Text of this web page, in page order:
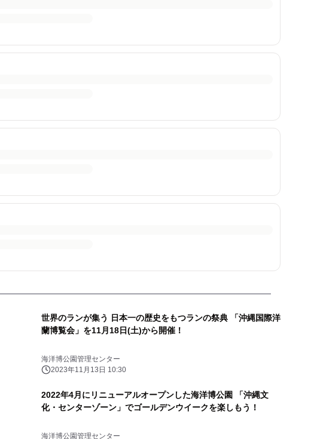
世界のランが集う 日本一の歴史をもつランの祭典 「沖縄国際洋
蘭博覧会」を11月18日(土)から開催！
海洋博公園管理センター
2023年11月13日 10:30
2022年4月にリニューアルオープンした海洋博公園 「沖縄文
化・センターゾーン」でゴールデンウイークを楽しもう！
海洋博公園管理センター